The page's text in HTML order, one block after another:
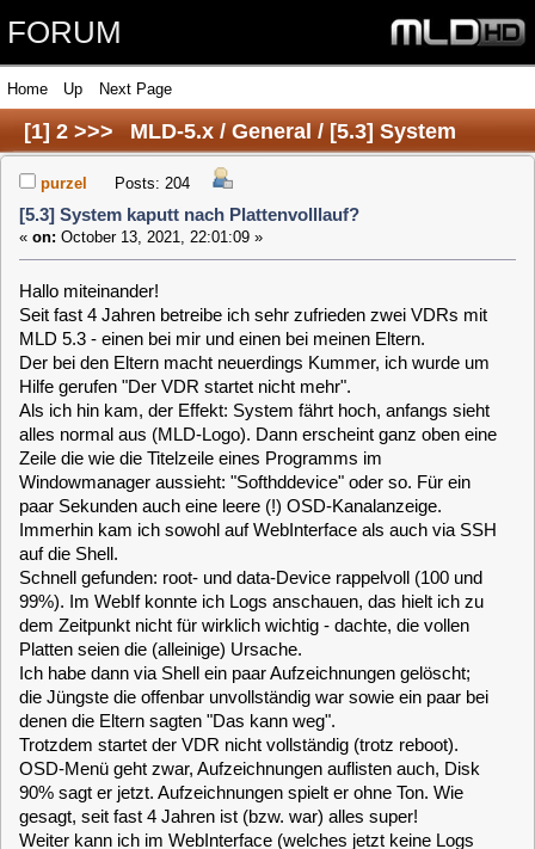
FORUM
[1]2 >>> MLD-5.x / General / [5.3] System
kaputt nach Plattenvolllauf?
purzel Posts: 204
[5.3] System kaputt nach Plattenvolllauf?
Hallo miteinander!
Seit fast 4 Jahren betreibe ich sehr zufrieden zwei VDRs mit
MLD 5.3 - einen bei mir und einen bei meinen Eltern.
Der bei den Eltern macht neuerdings Kummer, ich wurde um
Hilfe gerufen "Der VDR startet nicht mehr".
Als ich hin kam, der Effekt: System fährt hoch, anfangs sieht
alles normal aus (MLD-Logo). Dann erscheint ganz oben eine
Zeile die wie die Titelzeile eines Programms im
Windowmanager aussieht: "Softhddevice" oder so. Für ein
paar Sekunden auch eine leere (!) OSD-Kanalanzeige.
Immerhin kam ich sowohl auf WebInterface als auch via SSH
auf die Shell.
Schnell gefunden: root- und data-Device rappelvoll (100 und
99%). Im WebIf konnte ich Logs anschauen, das hielt ich zu
dem Zeitpunkt nicht für wirklich wichtig - dachte, die vollen
Platten seien die (alleinige) Ursache.
Ich habe dann via Shell ein paar Aufzeichnungen gelöscht;
die Jüngste die offenbar unvollständig war sowie ein paar bei
denen die Eltern sagten "Das kann weg".
Trotzdem startet der VDR nicht vollständig (trotz reboot).
OSD-Menü geht zwar, Aufzeichnungen auflisten auch, Disk
90% sagt er jetzt. Aufzeichnungen spielt er ohne Ton. Wie
gesagt, seit fast 4 Jahren ist (bzw. war) alles super!
Weiter kann ich im WebInterface (welches jetzt keine Logs
mehr anzeigt - offenbar weil /var/log/messages ein Symlink
auf /dev/null ist) einstellen was ich will, es wird nicht
gespeichert. Beispielsweise zeigt die channels.conf auf eine
nicht existente Datei, ein manuelles neu setzen überlebt
genauso wenig wie der Versuch es via WebIf zu setzen.
Ebenso Einstellungen von Log-Level oder Ton. Auch
/etc/apt/sources.list.d/main.list sei defekt sagt er. Zwar gibt es